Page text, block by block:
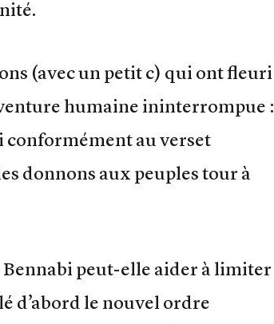
(avec un petit c) qui ont fleuri
humaine ininterrompue :
conformément au verset
donnons aux peuples tour à
peut-elle aider à limiter
d’abord le nouvel ordre